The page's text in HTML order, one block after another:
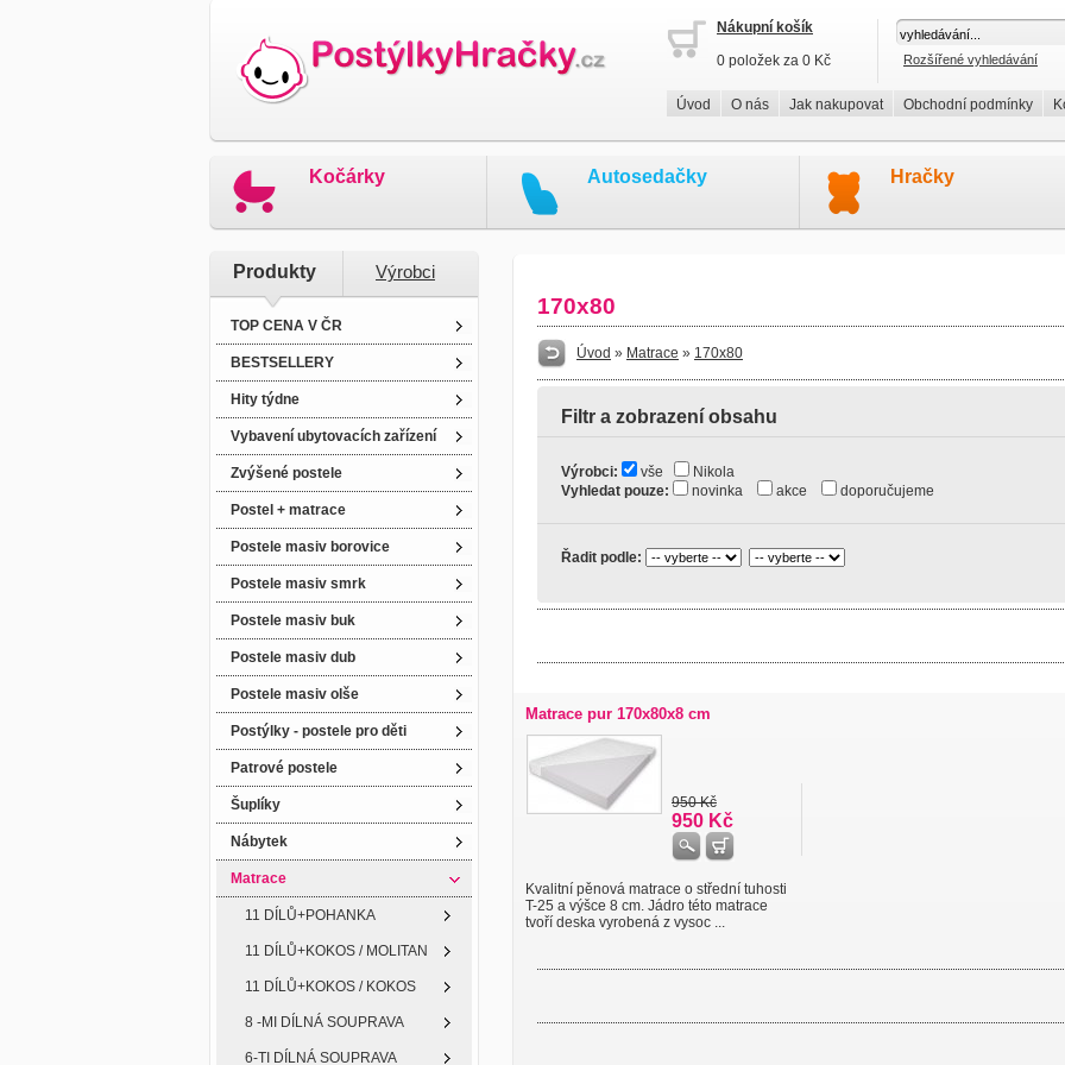
Nákupní košík
0 položek za 0 Kč
Rozšířené vyhledávání
Úvod O nás Jak nakupovat Obchodní podmínky
Kočárky Autosedačky Hračky
Produkty Výrobci
TOP CENA V ČR
BESTSELLERY
Hity týdne
Vybavení ubytovacích zařízení
Zvýšené postele
Postel + matrace
Postele masiv borovice
Postele masiv smrk
Postele masiv buk
Postele masiv dub
Postele masiv olše
Postýlky - postele pro děti
Patrové postele
Šuplíky
Nábytek
Matrace
11 DÍLŮ+POHANKA
11 DÍLŮ+KOKOS / MOLITAN
11 DÍLŮ+KOKOS / KOKOS
8 -MI DÍLNÁ SOUPRAVA
6-TI DÍLNÁ SOUPRAVA
170x80
Úvod » Matrace » 170x80
Filtr a zobrazení obsahu
Výrobci: vše
Nikola
Vyhledat pouze:
novinka akce doporučujeme
Řadit podle:
Matrace pur 170x80x8 cm
950 Kč
950 Kč
Kvalitní pěnová matrace o střední tuhosti
T-25 a výšce 8 cm. Jádro této matrace
tvoří deska vyrobená z vysoc ...